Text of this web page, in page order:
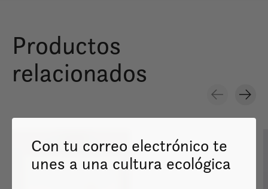
Productos
relacionados
Con tu correo electrónico te
unes a una cultura ecológica